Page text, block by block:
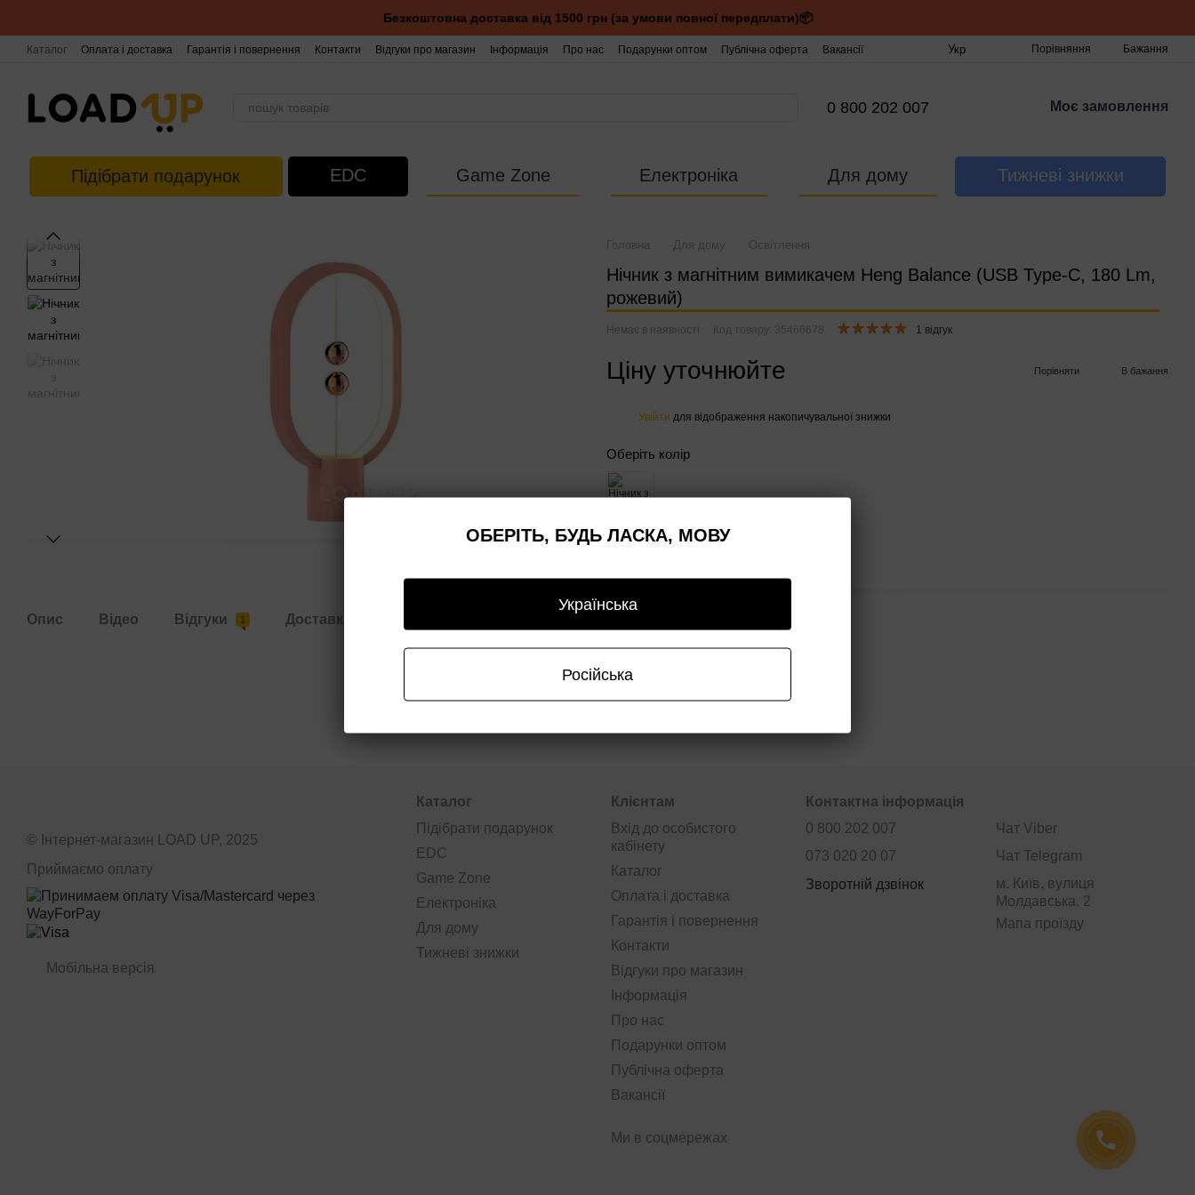
Безкоштовна доставка від 1500 грн (за умови повної передплати)📦
Каталог Оплата і доставка Гарантія і повернення Контакти Відгуки про магазин Інформація Про нас Подарунки оптом Публічна оферта Вакансії Укр Порівняння Бажання
0 800 202 007 Моє замовлення
Підібрати подарунок EDC Game Zone Електроніка Для дому Тижневі знижки
Головна Для дому Освітлення
Нічник з магнітним вимикачем Heng Balance (USB Type-C, 180 Lm,
рожевий)
Немає в наявності Код товару: 35466678 1 відгук
Ціну уточнюйте Порівняти В бажання
Увійти для відображення накопичувальної знижки
Оберіть колір
Опис Відео Відгуки 1 Доставка
© Інтернет-магазин LOAD UP, 2025
Приймаємо оплату
Мобільна версія
Каталог
Підібрати подарунок
EDC
Game Zone
Електроніка
Для дому
Тижневі знижки
Клієнтам
Вхід до особистого
кабінету
Каталог
Оплата і доставка
Гарантія і повернення
Контакти
Відгуки про магазин
Інформація
Про нас
Подарунки оптом
Публічна оферта
Вакансії
Ми в соцмережах
Контактна інформація
0 800 202 007
073 020 20 07
Зворотній дзвінок
Чат Viber
Чат Telegram
м. Київ, вулиця
Молдавська, 2
Мапа проїзду
ОБЕРІТЬ, БУДЬ ЛАСКА, МОВУ
Українська
Російська